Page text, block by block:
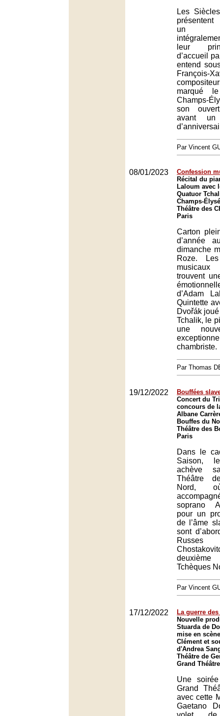
Les
présentent
un
leur
d’accueil
entend
François-
marqué
Champs-
son
avant un
Par Vincent
08/01/2023
Confession
Récital du
Laloum avec
Quatuor
Champs-
Théâtre des
Paris
Carton
d’année
dimanche
Roze.
trouvent
d’Adam
Quintette
Dvořák
Tchalik, le
une
chambriste.
Par Thomas
19/12/2022
Bouffées
Concert du
concours de
Albane
Bouffes du
Théâtre des
Paris
Dans le
Saison,
achève
Théâtre
Nord,
soprano
pour un
de l’âme
sont
Russes
Tchèques
Par Vincent
17/12/2022
La guerre
Nouvelle
Stuarda de
mise en
Clément et
d'Andrea
Théâtre de
Grand
Une
Grand
avec cette
Gaetano